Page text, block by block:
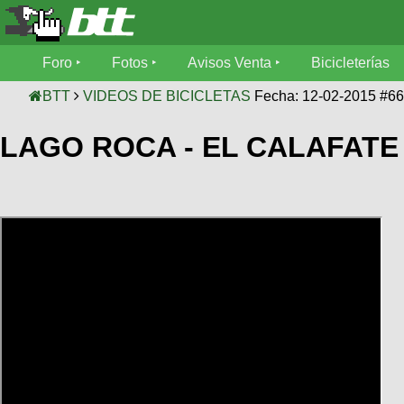
Foro
Foro
Mecánica
Fotos
SUBÍ
Avisos
Bicicleterías
Foro Fotos Avisos Venta Bicicleterías
BTT VIDEOS DE BICICLETAS Fecha: 12-02-2015
LAGO ROCA - EL CALAFATE